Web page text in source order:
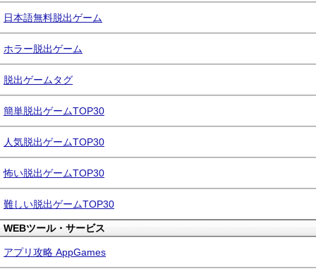
日本語無料脱出ゲーム
ホラー脱出ゲーム
脱出ゲームタグ
簡単脱出ゲームTOP30
人気脱出ゲームTOP30
怖い脱出ゲームTOP30
難しい脱出ゲームTOP30
WEBツール・サービス
アプリ攻略 AppGames